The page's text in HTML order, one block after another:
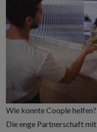
Wie konnte Coople helfen?
Die enge Partnerschaft